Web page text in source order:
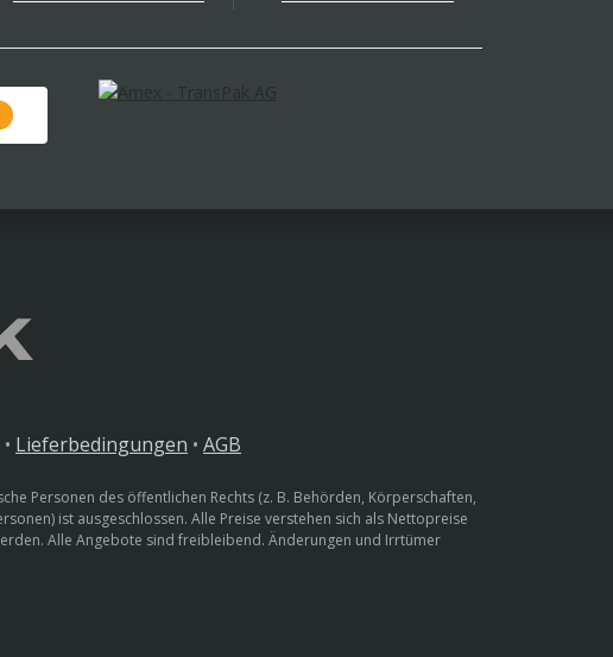
• Lieferbedingungen • AGB
Personen des öffentlichen Rechts (z. B. Behörden, Körperschaften,
ist ausgeschlossen. Alle Preise verstehen sich als Nettopreise
Alle Angebote sind freibleibend. Änderungen und Irrtümer